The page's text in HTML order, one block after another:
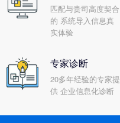
匹配与贵司高度契合
的 系统导入信息真
实体验
专家诊断
20多年经验的专家提
供 企业信息化诊断